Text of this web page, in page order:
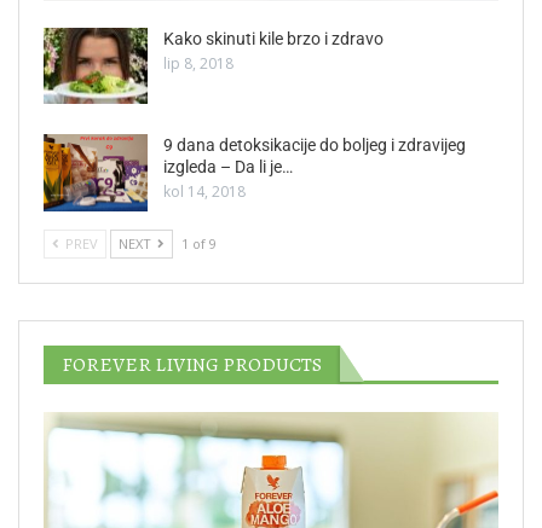
Kako skinuti kile brzo i zdravo
lip 8, 2018
9 dana detoksikacije do boljeg i zdravijeg
izgleda – Da li je…
kol 14, 2018
PREV NEXT 1 of 9
FOREVER LIVING PRODUCTS